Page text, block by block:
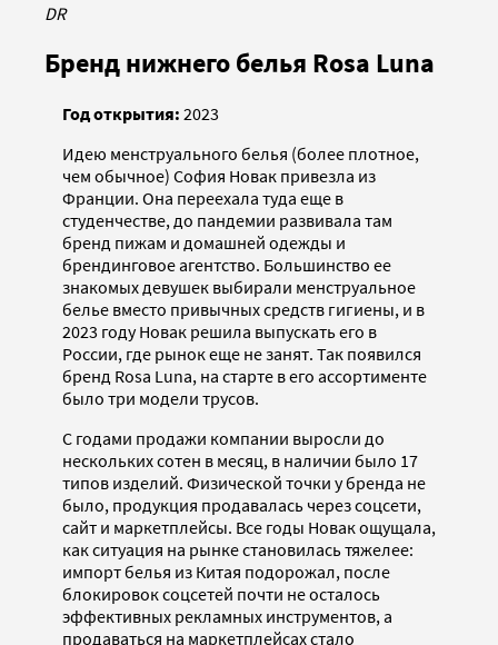
DR
Бренд нижнего белья Rosa Luna
Год открытия: 2023
Идею менструального белья (более плотное,
чем обычное) София Новак привезла из
Франции. Она переехала туда еще в
студенчестве, до пандемии развивала там
бренд пижам и домашней одежды и
брендинговое агентство. Большинство ее
знакомых девушек выбирали менструальное
белье вместо привычных средств гигиены, и в
2023 году Новак решила выпускать его в
России, где рынок еще не занят. Так появился
бренд Rosa Luna, на старте в его ассортименте
было три модели трусов.
С годами продажи компании выросли до
нескольких сотен в месяц, в наличии было 17
типов изделий. Физической точки у бренда не
было, продукция продавалась через соцсети,
сайт и маркетплейсы. Все годы Новак ощущала,
как ситуация на рынке становилась тяжелее:
импорт белья из Китая подорожал, после
блокировок соцсетей почти не осталось
эффективных рекламных инструментов, а
продаваться на маркетплейсах стало